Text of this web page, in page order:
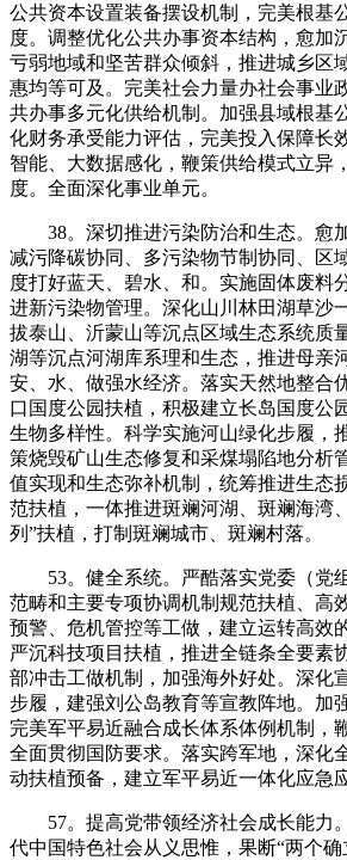
公共资本设置装备摆设机制，完美根基
度。调整优化公共办事资本结构，愈加
亏弱地域和坚苦群众倾斜，推进城乡区
惠均等可及。完美社会力量办社会事业
共办事多元化供给机制。加强县域根基
化财务承受能力评估，完美投入保障长
智能、大数据感化，鞭策供给模式立异
度。全面深化事业单元。
38。深切推进污染防治和生态。愈
减污降碳协同、多污染物节制协同、区
度打好蓝天、碧水、和。实施固体废料
进新污染物管理。深化山川林田湖草沙
拔泰山、沂蒙山等沉点区域生态系统质
湖等沉点河湖库系理和生态，推进母亲
安、水、做强水经济。落实天然地整合
口国度公园扶植，积极建立长岛国度公
生物多样性。科学实施河山绿化步履，
策烧毁矿山生态修复和采煤塌陷地分析
值实现和生态弥补机制，统筹推进生态
范扶植，一体推进斑斓河湖、斑斓海湾
列”扶植，打制斑斓城市、斑斓村落。
53。健全系统。严酷落实党委（党
范畴和主要专项协调机制规范扶植、高
预警、危机管控等工做，建立运转高效
严沉科技项目扶植，推进全链条全要素
部冲击工做机制，加强海外好处。深化
步履，建强刘公岛教育等宣教阵地。加
完美军平易近融合成长体系体例机制，
全面贯彻国防要求。落实跨军地，深化
动扶植预备，建立军平易近一体化应急
57。提高党带领经济社会成长能力
代中国特色社会从义思惟，果断“两个确